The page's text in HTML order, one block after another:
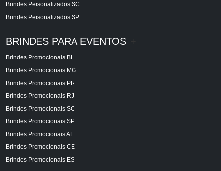
Brindes Personalizados SC
Brindes Personalizados SP
BRINDES PARA EVENTOS
Brindes Promocionais BH
Brindes Promocionais MG
Brindes Promocionais PR
Brindes Promocionais RJ
Brindes Promocionais SC
Brindes Promocionais SP
Brindes Promocionais AL
Brindes Promocionais CE
Brindes Promocionais ES